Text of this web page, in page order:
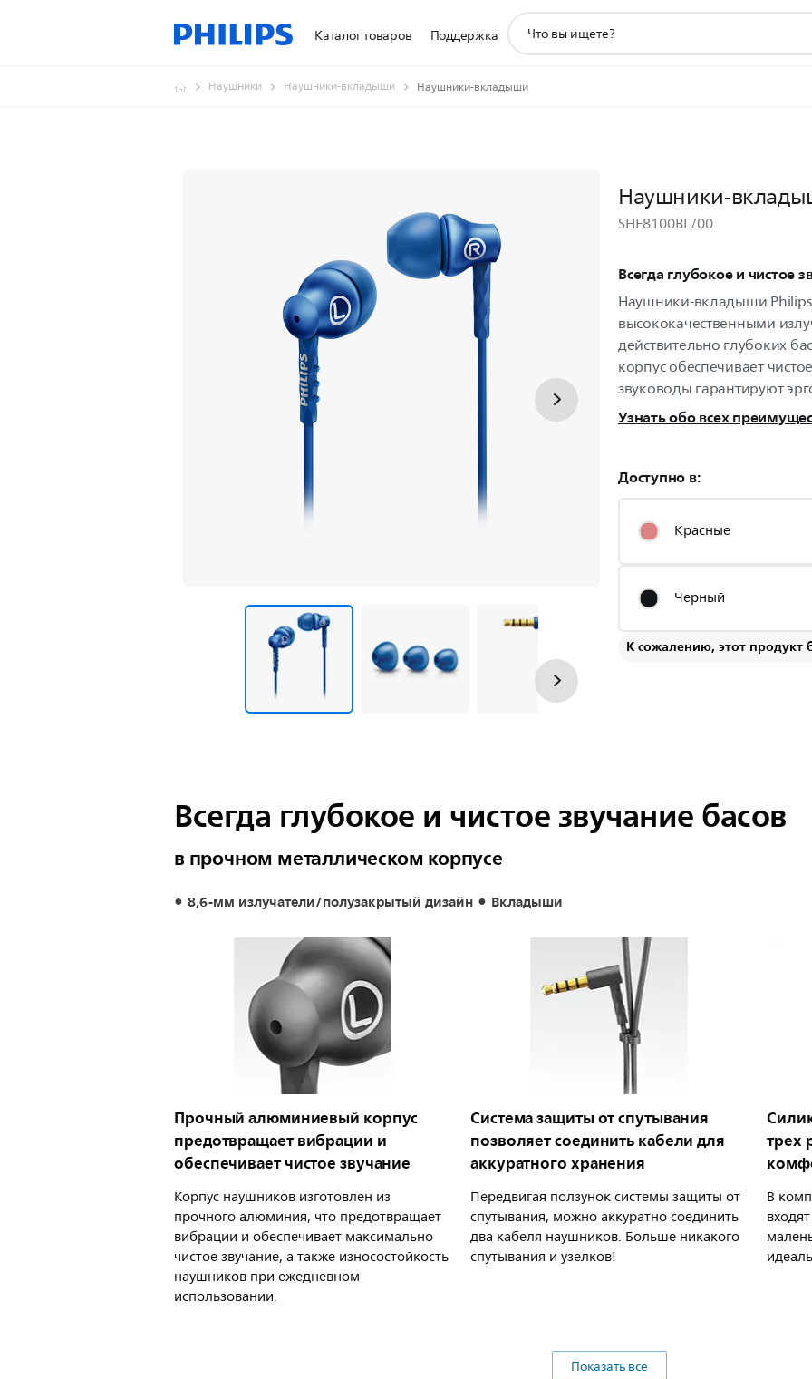
Каталог товаров Поддержка
поддержки
Наушники Наушники-вкладыши Наушники-вкладыши
Наушники-
SHE8100BL/00
Всегда глубокое и чистое
Наушники-вкладыши
высококачественными
действительно глубоких
корпус обеспечивает
звуководы гарантируют
Узнать обо всех
Доступно в:
Красные
Черный
К сожалению, этот продукт
Всегда глубокое и чистое звучание басов
в прочном металлическом корпусе
8,6-мм излучатели/полузакрытый дизайн Вкладыши
Прочный алюминиевый корпус
предотвращает вибрации и
обеспечивает чистое звучание
Корпус наушников изготовлен из
прочного алюминия, что предотвращает
вибрации и обеспечивает максимально
чистое звучание, а также износостойкость
наушников при ежедневном
использовании.
Система защиты от спутывания
позволяет соединить кабели для
аккуратного хранения
Передвигая ползунок системы защиты от
спутывания, можно аккуратно соединить
два кабеля наушников. Больше никакого
спутывания и узелков!
трех
В
Показать все